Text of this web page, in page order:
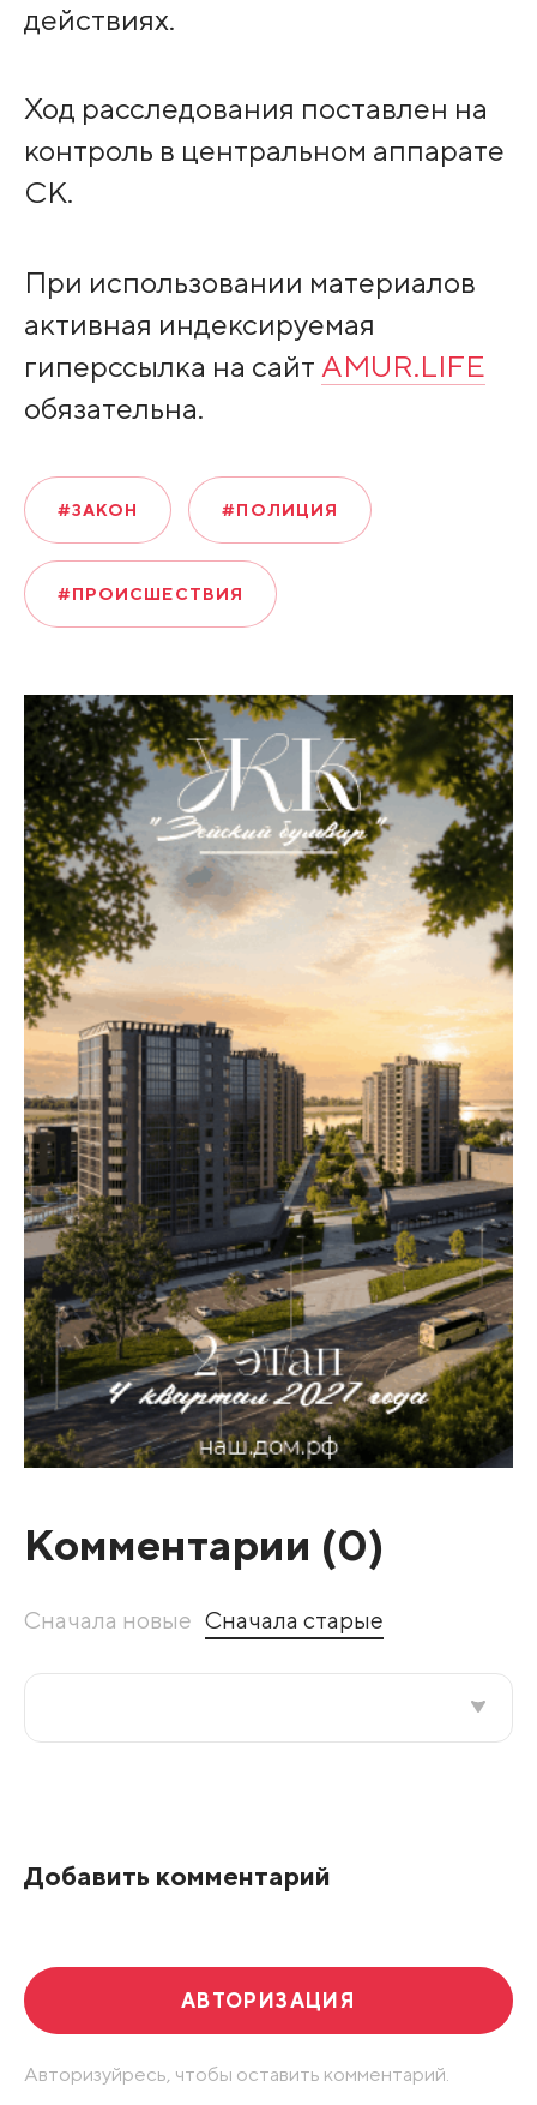
действиях.
Ход расследования поставлен на
контроль в центральном аппарате
СК.
При использовании материалов
активная индексируемая
гиперссылка на сайт AMUR.LIFE
обязательна.
#ЗАКОН #ПОЛИЦИЯ
#ПРОИСШЕСТВИЯ
Комментарии (0)
Сначала новые Сначала старые
Добавить комментарий
АВТОРИЗАЦИЯ
Авторизуйресь, чтобы оставить комментарий.